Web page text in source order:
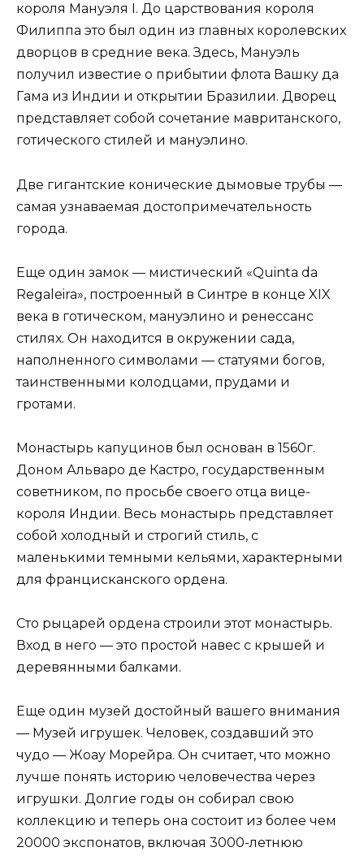
короля Мануэля I. До царствования короля
Филиппа это был один из главных королевских
дворцов в средние века. Здесь, Мануэль
получил известие о прибытии флота Вашку да
Гама из Индии и открытии Бразилии. Дворец
представляет собой сочетание мавританского,
готического стилей и мануэлино.
Две гигантские конические дымовые трубы —
самая узнаваемая достопримечательность
города.
Еще один замок — мистический «Quinta da
Regaleira», построенный в Синтре в конце XIX
века в готическом, мануэлино и ренессанс
стилях. Он находится в окружении сада,
наполненного символами — статуями богов,
таинственными колодцами, прудами и
гротами.
Монастырь капуцинов был основан в 1560г.
Доном Альваро де Кастро, государственным
советником, по просьбе своего отца вице-
короля Индии. Весь монастырь представляет
собой холодный и строгий стиль, с
маленькими темными кельями, характерными
для францисканского ордена.
Сто рыцарей ордена строили этот монастырь.
Вход в него — это простой навес с крышей и
деревянными балками.
Еще один музей достойный вашего внимания
— Музей игрушек. Человек, создавший это
чудо — Жоау Морейра. Он считает, что можно
лучше понять историю человечества через
игрушки. Долгие годы он собирал свою
коллекцию и теперь она состоит из более чем
20000 экспонатов, включая 3000-летнюю